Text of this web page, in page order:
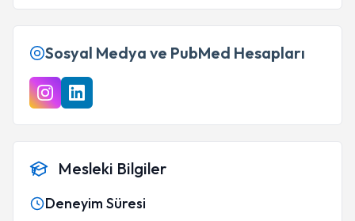
Sosyal Medya ve PubMed Hesapları
Mesleki Bilgiler
Deneyim Süresi